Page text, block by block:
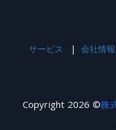
サービス 会社情報
Copyright 2026 ©株